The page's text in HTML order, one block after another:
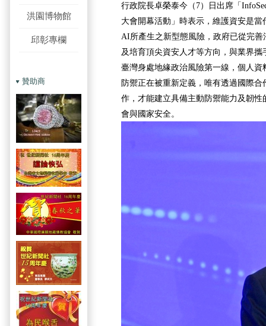
洪園博物館
邱彰專欄
贊助商
行政院長卓榮泰今（7）日出席「
大會開幕活動」時表示，維護資安是
AI所產生之新型態風險，政府已從完
及培育頂尖資安人才等方向，與業界
臺灣身處地緣政治風險第一線，個人
防禦正在被重新定義，唯有透過國際
作，才能建立具備主動防禦能力及韌
會與國家安全。